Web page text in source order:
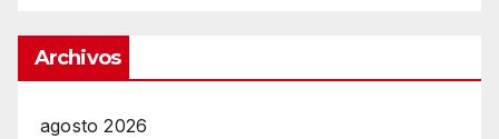
Archivos
agosto 2026